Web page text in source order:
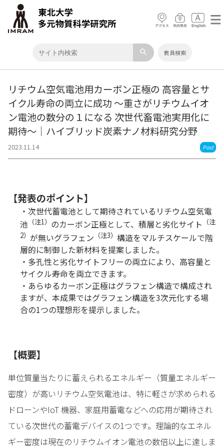
search 教員検索
リチウム空気電池用カーボン正極の 高容量とサ
イクル寿命の両立に成功 ～重さがリチウムイオ
ン電池の数分の１になる 次世代畜電池実用化に
期待～｜ハイブリッド炭素ナノ材料研究分野
2023.11.14 Post
【発表のポイント】
・次世代蓄電池として期待されているリチウム空気電
池 （注1） のカーボン正極として、積層と劣化サイト （注
2） が無いグラフェン （注3） 構造をマルチスケールで階
層的に制御した新材料を提案しました。
・多孔性と劣化サイトフリーの両立により、高容量と
サイクル寿命を両立できます。
・あらゆるカーボン正極はグラフェン構造で構成され
ますが、本成果ではグラフェン構造を3次元化する場
合の1つの理想形を提示しました。
【概要】
単位質量当たりに蓄えられるエネルギー（質量エネルギー
密度）が高いリチウム空気電池は、特に軽さが求められる
ドローンやIoT 機器、家庭用蓄電などへの応用が期待され
ている次世代の蓄電デバイスの1つです。理論的なエネル
ギー密度は現在のリチウムイオン電池の数倍以上に達しま